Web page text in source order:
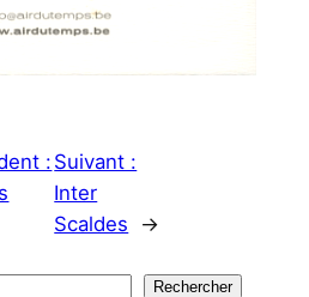
: Suivant :
Inter
Scaldes
→
Rechercher